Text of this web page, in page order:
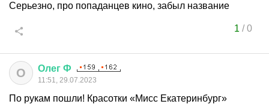
Серьезно, про попаданцев кино, забыл название
1 /0
О Олег Ф
11:51, 29.07.2023
По рукам пошли! Красотки «Мисс Екатеринбург»